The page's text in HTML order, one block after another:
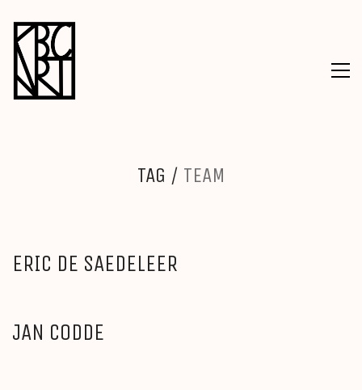
TAG / TEAM
ERIC DE SAEDELEER
JAN CODDE